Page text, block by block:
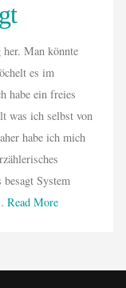
Man könnte
es im
habe ein freies
was ich selbst von
habe ich mich
System
Read More